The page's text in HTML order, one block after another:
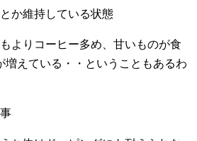
か維持している状態
よりコーヒー多め、甘いものが食
増えている・・ということもあるわ